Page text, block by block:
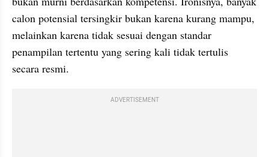
calon potensial tersingkir bukan karena kurang mampu,
melainkan karena tidak sesuai dengan standar
penampilan tertentu yang sering kali tidak tertulis
secara resmi.
ADVERTISEMENT